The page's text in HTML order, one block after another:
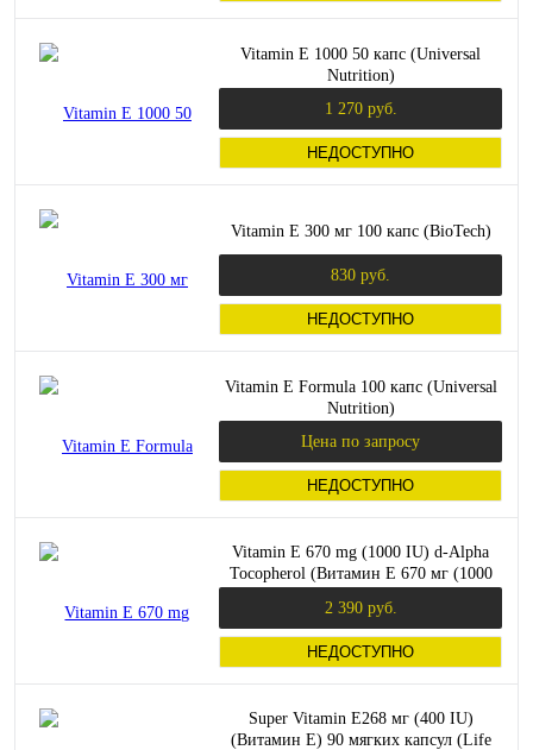
Vitamin E 1000 50 капс (Universal
Nutrition)
1 270 руб.
НЕДОСТУПНО
Vitamin E 300 мг 100 капс (BioTech)
830 руб.
НЕДОСТУПНО
Vitamin E Formula 100 капс (Universal
Nutrition)
Цена по запросу
НЕДОСТУПНО
Vitamin E 670 mg (1000 IU) d-Alpha
Tocopherol (Витамин E 670 мг (1000
2 390 руб.
НЕДОСТУПНО
Super Vitamin E268 мг (400 IU)
(Витамин E) 90 мягких капсул (Life